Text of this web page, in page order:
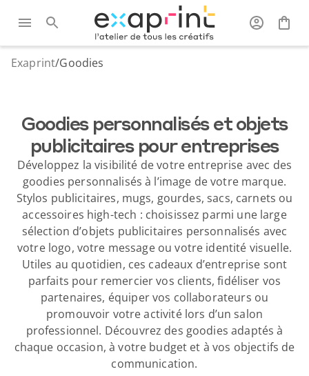
Exaprint/Goodies
Goodies personnalisés et objets
publicitaires pour entreprises
Développez la visibilité de votre entreprise avec des
goodies personnalisés à l’image de votre marque.
Stylos publicitaires, mugs, gourdes, sacs, carnets ou
accessoires high-tech : choisissez parmi une large
sélection d’objets publicitaires personnalisés avec
votre logo, votre message ou votre identité visuelle.
Utiles au quotidien, ces cadeaux d’entreprise sont
parfaits pour remercier vos clients, fidéliser vos
partenaires, équiper vos collaborateurs ou
promouvoir votre activité lors d’un salon
professionnel. Découvrez des goodies adaptés à
chaque occasion, à votre budget et à vos objectifs de
communication.